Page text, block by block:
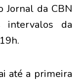
Jornal da CBN
intervalos da
até a primeira